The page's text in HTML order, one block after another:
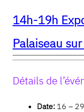
14h-19h
Palaiseau
Détails de
Date: 16 –